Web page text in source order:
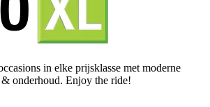
in elke prijsklasse met moderne
onderhoud. Enjoy the ride!